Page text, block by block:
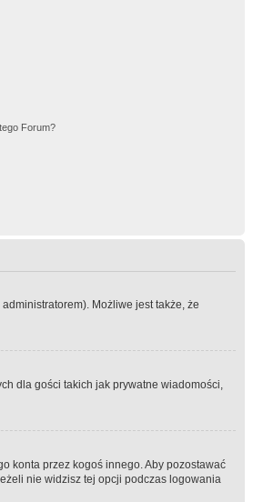
Forum?
Możliwe jest także, że
dla gości takich jak prywatne wiadomości,
konta przez kogoś innego. Aby pozostawać
nie widzisz tej opcji podczas logowania